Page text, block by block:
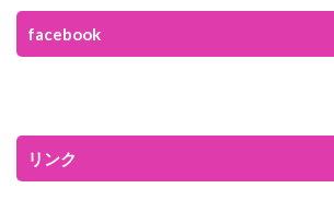
facebook
リンク